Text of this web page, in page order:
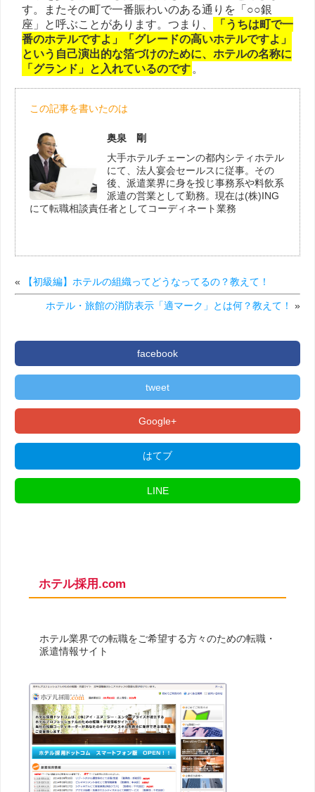
す。またその町で一番賑わいのある通りを「○○銀
座」と呼ぶことがあります。つまり、
「うちは町で一
番のホテルですよ」「グレードの高いホテルですよ」
という自己演出的な箔づけのために、ホテルの名称に
「グランド」と入れているのです 。
この記事を書いたのは
奥泉 剛
大手ホテルチェーンの都内シティホテル
にて、法人宴会セールスに従事。その
後、派遣業界に身を投じ事務系や料飲系
派遣の営業として勤務。現在は(株)ING
にて転職相談責任者としてコーディネート業務
« 【初級編】ホテルの組織ってどうなってるの？教えて！
ホテル・旅館の消防表示「適マーク」とは何？教えて！ »
facebook
tweet
Google+
はてブ
LINE
ホテル採用.com
ホテル業界での転職をご希望する方々のための転職・
派遣情報サイト